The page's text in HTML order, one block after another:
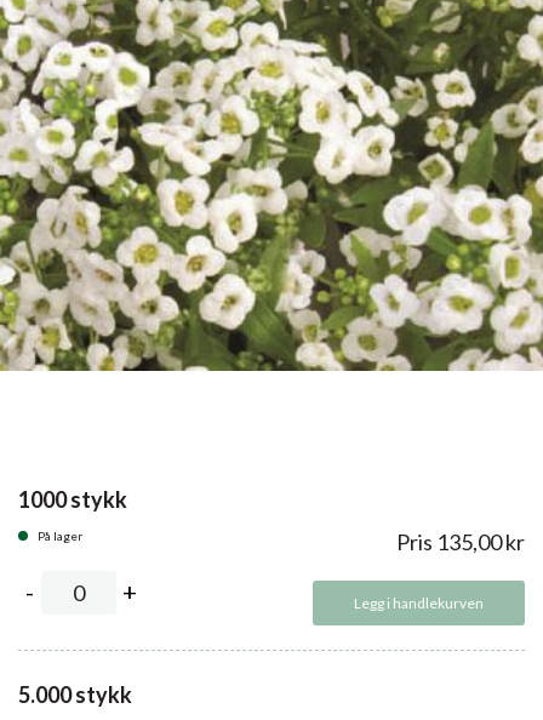
1000 stykk
På lager Pris 135,00kr
Legg i handlekurven
5.000 stykk